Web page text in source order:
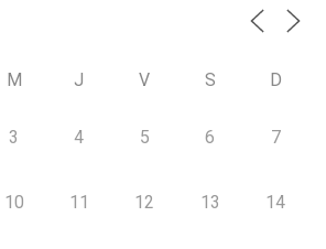
M J V S D
3 4 5 6 7
10 11 12 13 14